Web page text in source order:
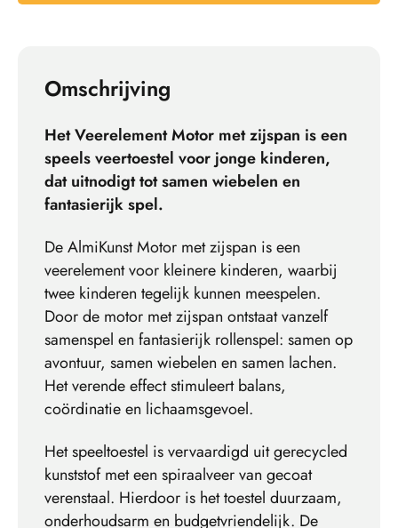
Omschrijving
Het Veerelement Motor met zijspan is een
speels veertoestel voor jonge kinderen,
dat uitnodigt tot samen wiebelen en
fantasierijk spel.
De AlmiKunst Motor met zijspan is een
veerelement voor kleinere kinderen, waarbij
twee kinderen tegelijk kunnen meespelen.
Door de motor met zijspan ontstaat vanzelf
samenspel en fantasierijk rollenspel: samen op
avontuur, samen wiebelen en samen lachen.
Het verende effect stimuleert balans,
coördinatie en lichaamsgevoel.
Het speeltoestel is vervaardigd uit gerecycled
kunststof met een spiraalveer van gecoat
verenstaal. Hierdoor is het toestel duurzaam,
onderhoudsarm en budgetvriendelijk. De